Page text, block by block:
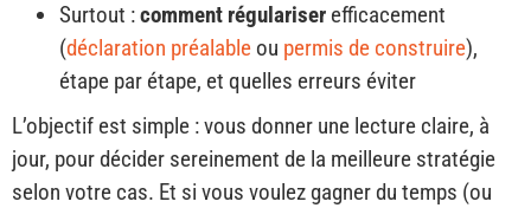
Surtout :comment régulariser efficacement
(déclaration préalable ou permis de construire),
étape par étape, et quelles erreurs éviter
L’objectif est simple : vous donner une lecture claire, à
jour, pour décider sereinement de la meilleure stratégie
selon votre cas. Et si vous voulez gagner du temps (ou